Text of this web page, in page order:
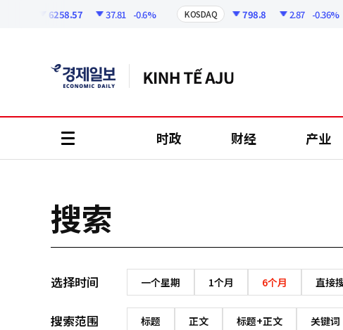
6258.57 37.81 -0.6% KOSDAQ 798.8 2.87 -0.36%
时政 财经 产业
搜索
选择时间 一个星期 1个月 6个月 直接
搜索范围 标题 正文 标题+正文 关键词